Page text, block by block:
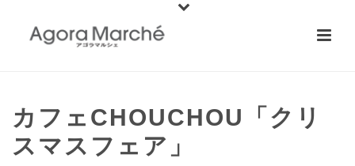
カフェCHOUCHOU「クリ
スマスフェア」